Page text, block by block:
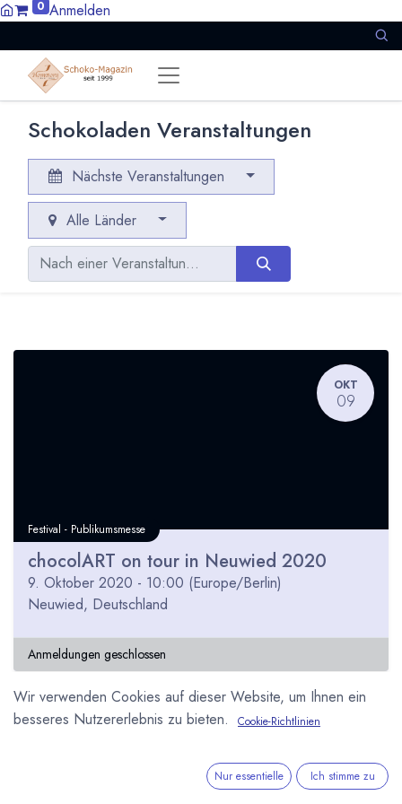
0 Anmelden
Schokoladen Veranstaltungen
Nächste Veranstaltungen
Alle Länder
OKT
09
Festival - Publikumsmesse
chocolART on tour in Neuwied 2020
9. Oktober 2020 - 10:00 (Europe/Berlin)
Neuwied, Deutschland
Anmeldungen geschlossen
Wir verwenden Cookies auf dieser Website, um Ihnen ein
besseres Nutzererlebnis zu bieten.
Cookie-Richtlinien
Nur essentielle Ich stimme zu